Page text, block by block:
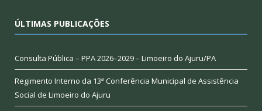
ÚLTIMAS PUBLICAÇÕES
Consulta Pública – PPA 2026–2029 – Limoeiro do Ajuru/PA
Regimento Interno da 13ª Conferência Municipal de Assistência
Social de Limoeiro do Ajuru